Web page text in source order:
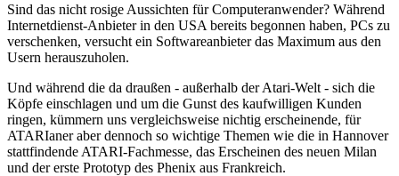
Sind das nicht rosige Aussichten für Computeranwender? Während
Internetdienst-Anbieter in den USA bereits begonnen haben, PCs zu
verschenken, versucht ein Softwareanbieter das Maximum aus den
Usern herauszuholen.
Und während die da draußen - außerhalb der Atari-Welt - sich die
Köpfe einschlagen und um die Gunst des kaufwilligen Kunden
ringen, kümmern uns vergleichsweise nichtig erscheinende, für
ATARIaner aber dennoch so wichtige Themen wie die in Hannover
stattfindende ATARI-Fachmesse, das Erscheinen des neuen Milan
und der erste Prototyp des Phenix aus Frankreich.